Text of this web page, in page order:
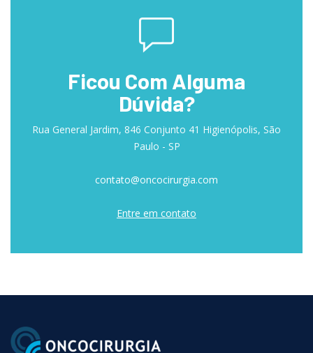
Ficou Com Alguma
Dúvida?
Rua General Jardim, 846 Conjunto 41 Higienópolis, São
Paulo - SP
contato@oncocirurgia.com
Entre em contato